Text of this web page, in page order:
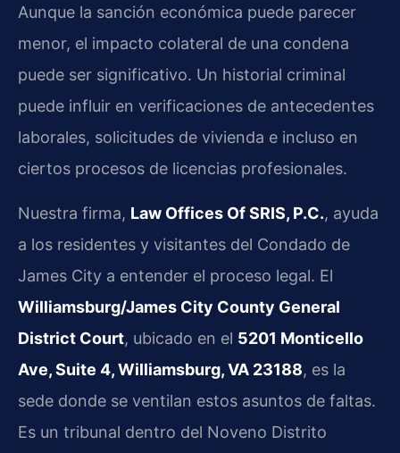
Aunque la sanción económica puede parecer
menor, el impacto colateral de una condena
puede ser significativo. Un historial criminal
puede influir en verificaciones de antecedentes
laborales, solicitudes de vivienda e incluso en
ciertos procesos de licencias profesionales.
Nuestra firma, Law Offices Of SRIS, P.C., ayuda
a los residentes y visitantes del Condado de
James City a entender el proceso legal. El
Williamsburg/James City County General
District Court, ubicado en el 5201 Monticello
Ave, Suite 4, Williamsburg, VA 23188, es la
sede donde se ventilan estos asuntos de faltas.
Es un tribunal dentro del Noveno Distrito